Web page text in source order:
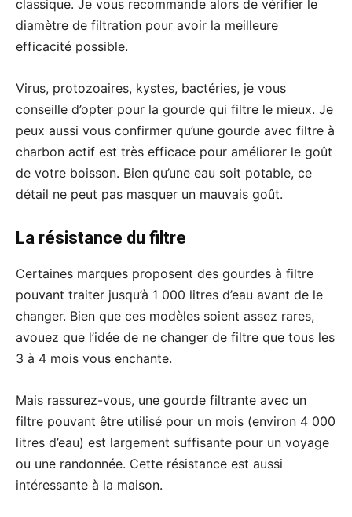
classique. Je vous recommande alors de vérifier le
diamètre de filtration pour avoir la meilleure
efficacité possible.
Virus, protozoaires, kystes, bactéries, je vous
conseille d’opter pour la gourde qui filtre le mieux. Je
peux aussi vous confirmer qu’une gourde avec filtre à
charbon actif est très efficace pour améliorer le goût
de votre boisson. Bien qu’une eau soit potable, ce
détail ne peut pas masquer un mauvais goût.
La résistance du filtre
Certaines marques proposent des gourdes à filtre
pouvant traiter jusqu’à 1 000 litres d’eau avant de le
changer. Bien que ces modèles soient assez rares,
avouez que l’idée de ne changer de filtre que tous les
3 à 4 mois vous enchante.
Mais rassurez-vous, une gourde filtrante avec un
filtre pouvant être utilisé pour un mois (environ 4 000
litres d’eau) est largement suffisante pour un voyage
ou une randonnée. Cette résistance est aussi
intéressante à la maison.